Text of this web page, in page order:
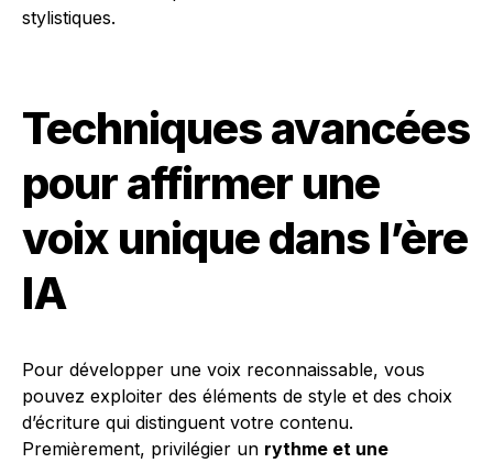
stylistiques.
Techniques avancées
pour affirmer une
voix unique dans l’ère
IA
Pour développer une voix reconnaissable, vous
pouvez exploiter des éléments de style et des choix
d’écriture qui distinguent votre contenu.
Premièrement, privilégier un rythme et une